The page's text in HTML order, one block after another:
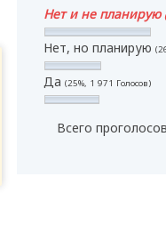
Нет и не планирую
Нет, но планирую
Да (25%, 1 971 Голосов)
Всего